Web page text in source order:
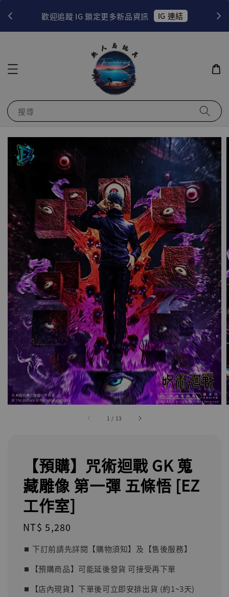
歡迎追蹤 IG 鎖定更多新品資訊 IG 連結
搜尋
1 / 13
【預購】咒術迴戰 GK 蒐
藏雕像 第一彈 五條悟 [EZ
工作室]
Regular
NT$ 5,280
⏹︎ 下訂前請先詳閱【購物須知】及【售後服務】
⏹︎【預購商品】可能延後發貨 可接受再下單
⏹︎【店內現貨】下單後可立即安排出貨 (約1~3天)